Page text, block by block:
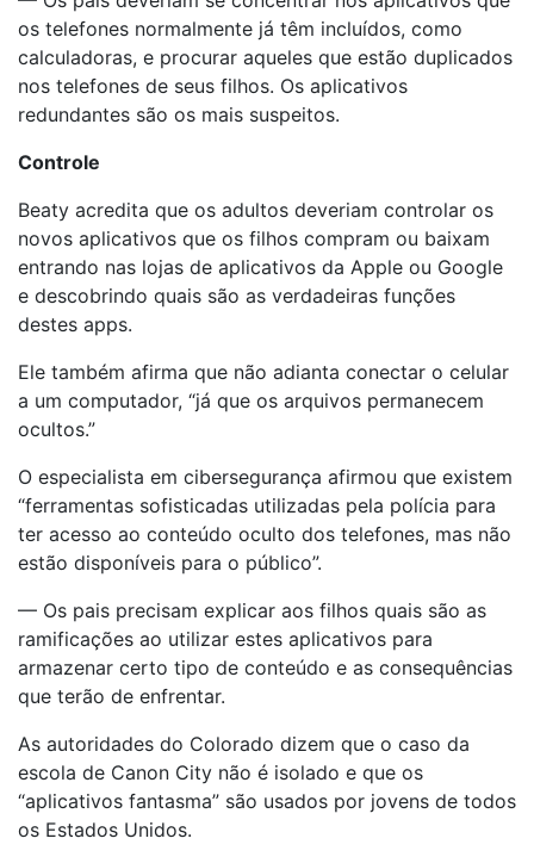
os telefones normalmente já têm incluídos, como
calculadoras, e procurar aqueles que estão duplicados
nos telefones de seus filhos. Os aplicativos
redundantes são os mais suspeitos.
Controle
Beaty acredita que os adultos deveriam controlar os
novos aplicativos que os filhos compram ou baixam
entrando nas lojas de aplicativos da Apple ou Google
e descobrindo quais são as verdadeiras funções
destes apps.
Ele também afirma que não adianta conectar o celular
a um computador, “já que os arquivos permanecem
ocultos.”
O especialista em cibersegurança afirmou que existem
“ferramentas sofisticadas utilizadas pela polícia para
ter acesso ao conteúdo oculto dos telefones, mas não
estão disponíveis para o público”.
— Os pais precisam explicar aos filhos quais são as
ramificações ao utilizar estes aplicativos para
armazenar certo tipo de conteúdo e as consequências
que terão de enfrentar.
As autoridades do Colorado dizem que o caso da
escola de Canon City não é isolado e que os
“aplicativos fantasma” são usados por jovens de todos
os Estados Unidos.